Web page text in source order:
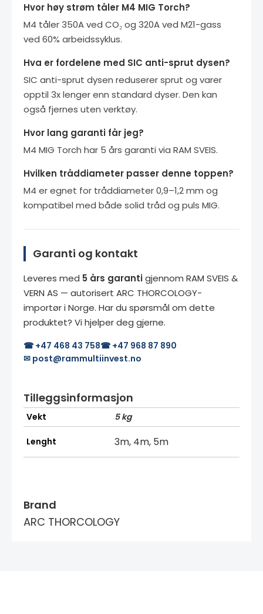
Hvor høy strøm tåler M4 MIG Torch?
M4 tåler 350A ved CO₂ og 320A ved M21-gass
ved 60% arbeidssyklus.
Hva er fordelene med SIC anti-sprut dysen?
SIC anti-sprut dysen reduserer sprut og varer
opptil 3x lenger enn standard dyser. Den kan
også fjernes uten verktøy.
Hvor lang garanti får jeg?
M4 MIG Torch har 5 års garanti via RAM SVEIS.
Hvilken tråddiameter passer denne toppen?
M4 er egnet for tråddiameter 0,9–1,2 mm og
kompatibel med både solid tråd og puls MIG.
Garanti og kontakt
Leveres med 5 års garantigjennom RAM SVEIS &
VERN AS — autorisert ARC THORCOLOGY-
importør i Norge. Har du spørsmål om dette
produktet? Vi hjelper deg gjerne.
☎ +47 468 43 758☎ +47 968 87 890
✉ post@rammultiinvest.no
Tilleggsinformasjon
Vekt 5 kg
Lenght 3m, 4m, 5m
Brand
ARC THORCOLOGY